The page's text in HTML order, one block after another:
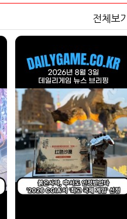
전체보기